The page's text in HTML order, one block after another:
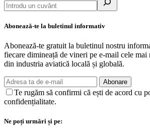
Abonează-te la buletinul informativ
Abonează-te gratuit la buletinul nostru
fiecare dimineață de vineri pe e-mail cele
din industria aviatică locală și globală.
Abonare
Te rugăm să confirmi că ești de acord cu
confidențialitate.
Ne poți urmări și pe: